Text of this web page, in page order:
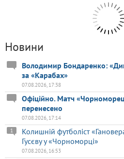
Новини
Володимир Бондаренко:
за «Карабах»
07.08.2026, 17:38
Офіційно. Матч
перенесено
07.08.2026, 17:14
Колишній футболіст
Гусєву у «Чорноморці»
1
07.08.2026, 16:53